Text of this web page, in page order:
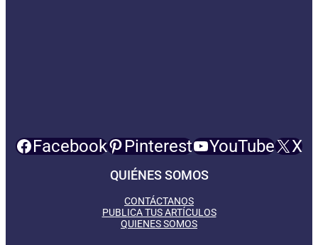
Facebook Pinterest YouTube X
QUIÉNES SOMOS
CONTÁCTANOS
PUBLICA TUS ARTÍCULOS
QUIENES SOMOS